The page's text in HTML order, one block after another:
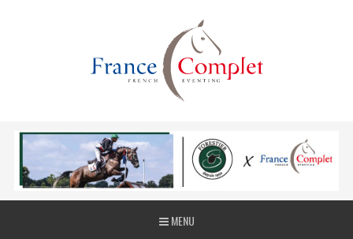
MENU
La journée du complet & le derby cross
indoor reviennent le 23 Janvier 2027 !